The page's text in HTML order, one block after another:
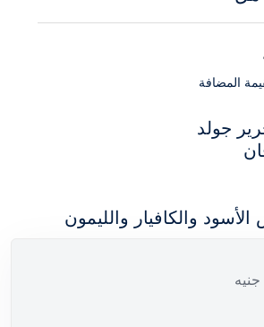
المضافة
جولد
والكافيار والليمون
جنيه